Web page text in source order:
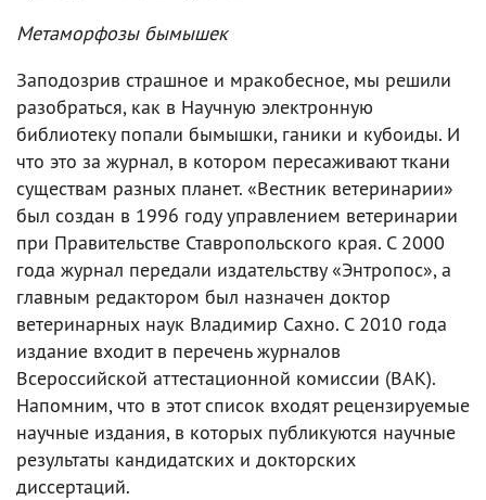
Метаморфозы бымышек
Заподозрив страшное и мракобесное, мы решили
разобраться, как в Научную электронную
библиотеку попали бымышки, ганики и кубоиды. И
что это за журнал, в котором пересаживают ткани
существам разных планет. «Вестник ветеринарии»
был создан в 1996 году управлением ветеринарии
при Правительстве Ставропольского края. С 2000
года журнал передали издательству «Энтропос», а
главным редактором был назначен доктор
ветеринарных наук Владимир Сахно. C 2010 года
издание входит в перечень журналов
Всероссийской аттестационной комиссии (ВАК).
Напомним, что в этот список входят рецензируемые
научные издания, в которых публикуются научные
результаты кандидатских и докторских
диссертаций.